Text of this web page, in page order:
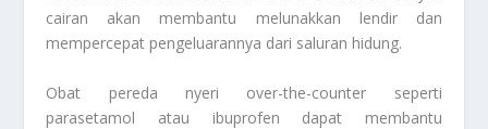
cairan akan membantu melunakkan lendir dan
mempercepat pengeluarannya dari saluran hidung.
Obat pereda nyeri over-the-counter seperti
parasetamol atau ibuprofen dapat membantu